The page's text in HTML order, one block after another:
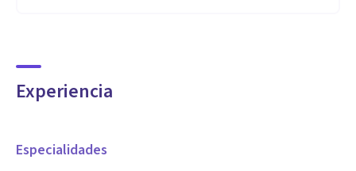
Experiencia
Especialidades